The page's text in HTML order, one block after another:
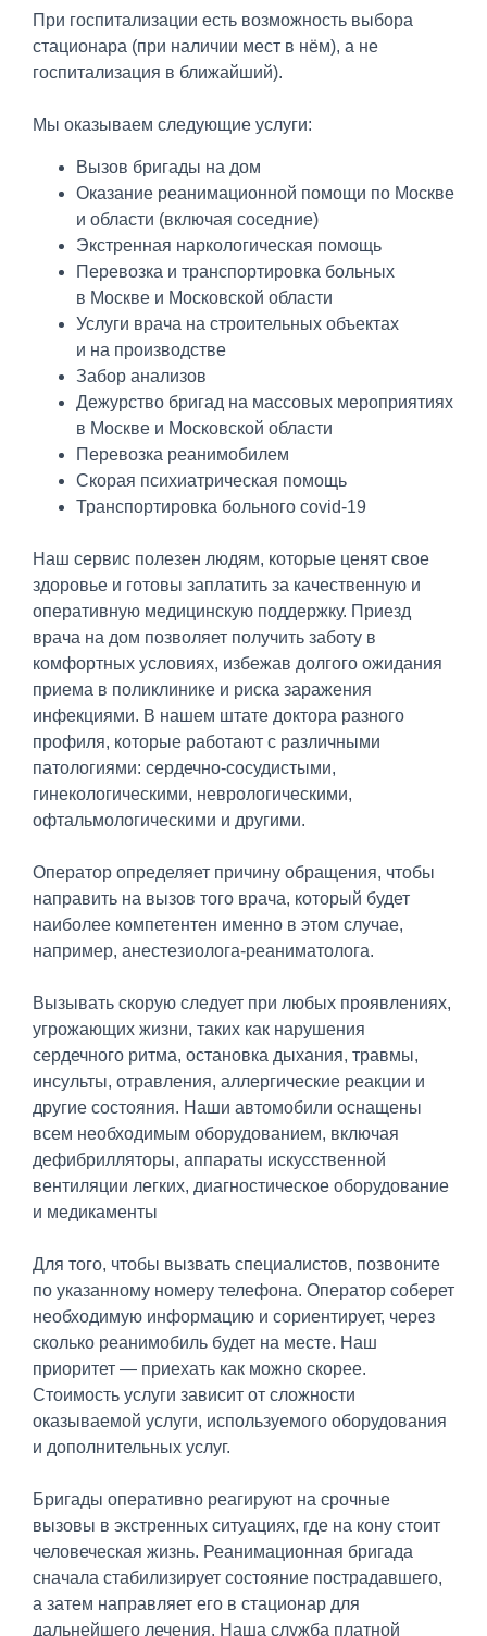
При госпитализации есть возможность выбора
стационара (при наличии мест в нём), а не
госпитализация в ближайший).
Мы оказываем следующие услуги:
Вызов бригады на дом
Оказание реанимационной помощи по Москве
и области (включая соседние)
Экстренная наркологическая помощь
Перевозка и транспортировка больных
в Москве и Московской области
Услуги врача на строительных объектах
и на производстве
Забор анализов
Дежурство бригад на массовых мероприятиях
в Москве и Московской области
Перевозка реанимобилем
Скорая психиатрическая помощь
Транспортировка больного covid-19
Наш сервис полезен людям, которые ценят свое
здоровье и готовы заплатить за качественную и
оперативную медицинскую поддержку. Приезд
врача на дом позволяет получить заботу в
комфортных условиях, избежав долгого ожидания
приема в поликлинике и риска заражения
инфекциями. В нашем штате доктора разного
профиля, которые работают с различными
патологиями: сердечно-сосудистыми,
гинекологическими, неврологическими,
офтальмологическими и другими.
Оператор определяет причину обращения, чтобы
направить на вызов того врача, который будет
наиболее компетентен именно в этом случае,
например, анестезиолога-реаниматолога.
Вызывать скорую следует при любых проявлениях,
угрожающих жизни, таких как нарушения
сердечного ритма, остановка дыхания, травмы,
инсульты, отравления, аллергические реакции и
другие состояния. Наши автомобили оснащены
всем необходимым оборудованием, включая
дефибрилляторы, аппараты искусственной
вентиляции легких, диагностическое оборудование
и медикаменты
Для того, чтобы вызвать специалистов, позвоните
по указанному номеру телефона. Оператор соберет
необходимую информацию и сориентирует, через
сколько реанимобиль будет на месте. Наш
приоритет — приехать как можно скорее.
Стоимость услуги зависит от сложности
оказываемой услуги, используемого оборудования
и дополнительных услуг.
Бригады оперативно реагируют на срочные
вызовы в экстренных ситуациях, где на кону стоит
человеческая жизнь. Реанимационная бригада
сначала стабилизирует состояние пострадавшего,
а затем направляет его в стационар для
дальнейшего лечения. Наша служба платной